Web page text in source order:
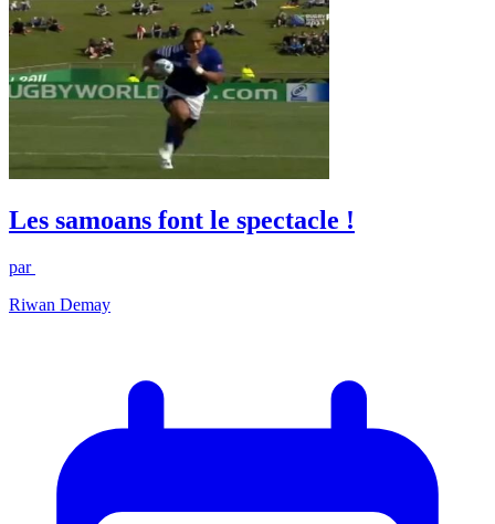
Les samoans font le spectacle !
par
Riwan Demay